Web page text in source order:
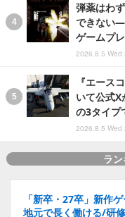
弾薬はわ
できない
ゲームプ
2026.8.5 Wed
『エース
いて公式X
の3タイプ
2026.8.5 Wed
ラ
「新卒・27卒」新作
地元で長く働ける/研